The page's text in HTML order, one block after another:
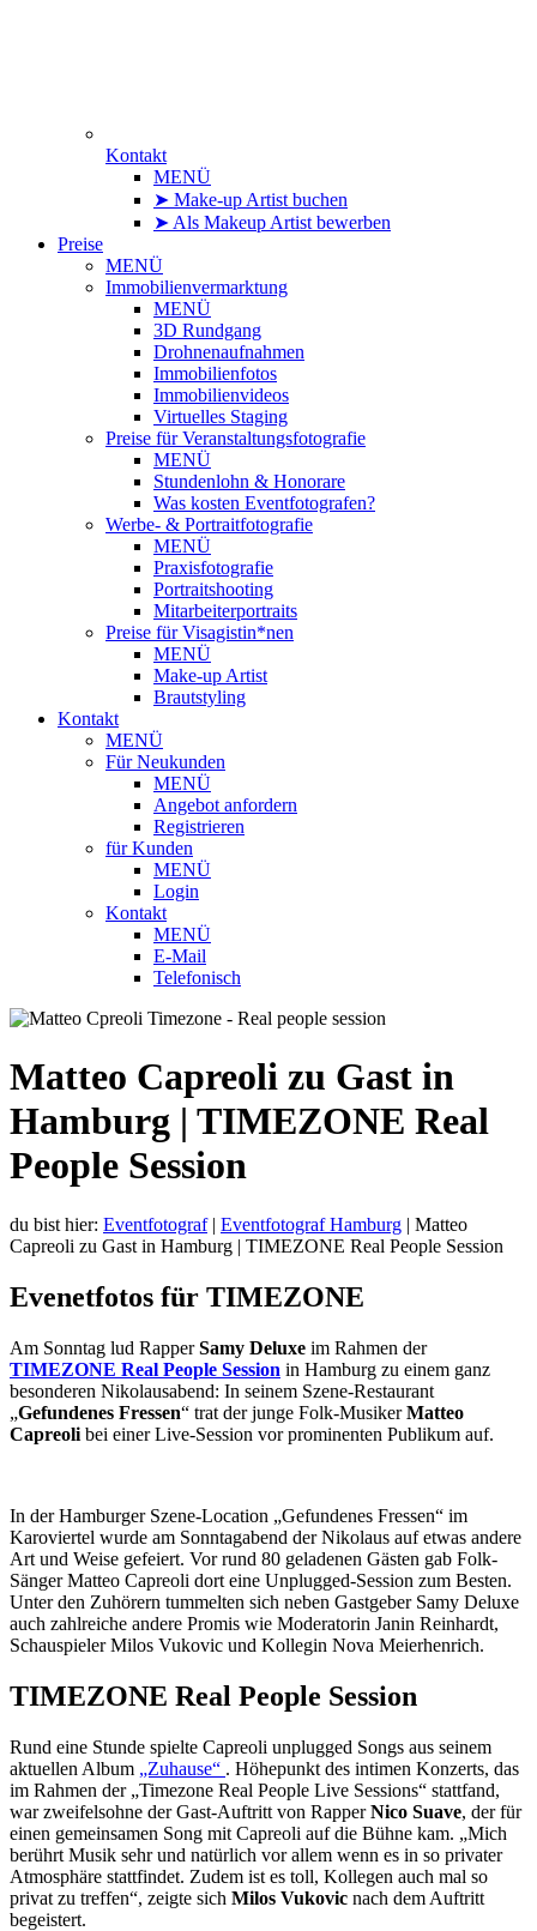
Kontakt
MENÜ
➤ Make-up Artist buchen
➤ Als Makeup Artist bewerben
Preise
MENÜ
Immobilienvermarktung
MENÜ
3D Rundgang
Drohnenaufnahmen
Immobilienfotos
Immobilienvideos
Virtuelles Staging
Preise für Veranstaltungsfotografie
MENÜ
Stundenlohn & Honorare
Was kosten Eventfotografen?
Werbe- & Portraitfotografie
MENÜ
Praxisfotografie
Portraitshooting
Mitarbeiterportraits
Preise für Visagistin*nen
MENÜ
Make-up Artist
Brautstyling
Kontakt
MENÜ
Für Neukunden
MENÜ
Angebot anfordern
Registrieren
für Kunden
MENÜ
Login
Kontakt
MENÜ
E-Mail
Telefonisch
Matteo Capreoli zu Gast in
Hamburg | TIMEZONE Real
People Session
du bist hier: Eventfotograf| Eventfotograf Hamburg | Matteo
Capreoli zu Gast in Hamburg | TIMEZONE Real People Session
Evenetfotos für TIMEZONE
Am Sonntag lud RapperSamy Deluxe im Rahmen der
TIMEZONE Real People Session in Hamburg zu einem ganz
besonderen Nikolausabend: In seinem Szene-Restaurant
„Gefundenes Fressen“ trat der junge Folk-MusikerMatteo
Capreoli bei einer Live-Session vor prominenten Publikum auf.
In der Hamburger Szene-Location „Gefundenes Fressen“ im
Karoviertel wurde am Sonntagabend der Nikolaus auf etwas andere
Art und Weise gefeiert. Vor rund 80 geladenen Gästen gab Folk-
Sänger Matteo Capreoli dort eine Unplugged-Session zum Besten.
Unter den Zuhörern tummelten sich neben Gastgeber Samy Deluxe
auch zahlreiche andere Promis wie Moderatorin Janin Reinhardt,
Schauspieler Milos Vukovic und Kollegin Nova Meierhenrich.
TIMEZONE Real People Session
Rund eine Stunde spielte Capreoli unplugged Songs aus seinem
aktuellen Album „Zuhause“ . Höhepunkt des intimen Konzerts, das
im Rahmen der „Timezone Real People Live Sessions“ stattfand,
war zweifelsohne der Gast-Auftritt von RapperNico Suave, der für
einen gemeinsamen Song mit Capreoli auf die Bühne kam. „Mich
berührt Musik sehr und natürlich vor allem wenn es in so privater
Atmosphäre stattfindet. Zudem ist es toll, Kollegen auch mal so
privat zu treffen“, zeigte sich Milos Vukovic nach dem Auftritt
begeistert.